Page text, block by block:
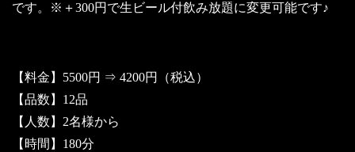
です。※＋300円で生ビール付飲み放題に変更可能です♪
【料金】5500円 ⇒ 4200円（税込）
【品数】12品
【人数】2名様から
【時間】180分